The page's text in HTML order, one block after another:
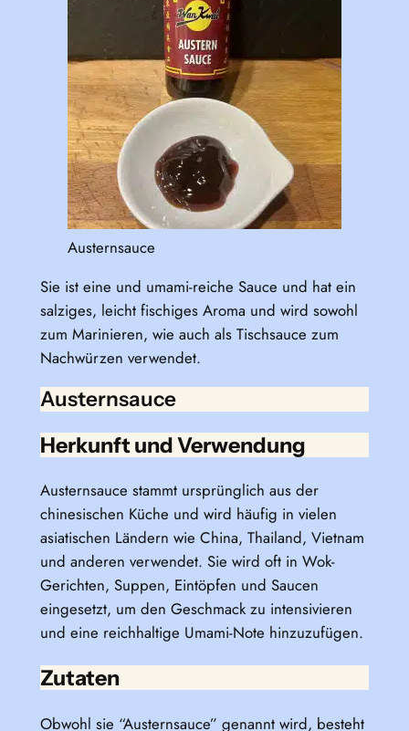
Austernsauce
Sie ist eine und umami-reiche Sauce und hat ein
salziges, leicht fischiges Aroma und wird sowohl
zum Marinieren, wie auch als Tischsauce zum
Nachwürzen verwendet.
Austernsauce
Herkunft und Verwendung
Austernsauce stammt ursprünglich aus der
chinesischen Küche und wird häufig in vielen
asiatischen Ländern wie China, Thailand, Vietnam
und anderen verwendet. Sie wird oft in Wok-
Gerichten, Suppen, Eintöpfen und Saucen
eingesetzt, um den Geschmack zu intensivieren
und eine reichhaltige Umami-Note hinzuzufügen.
Zutaten
Obwohl sie “Austernsauce” genannt wird, besteht